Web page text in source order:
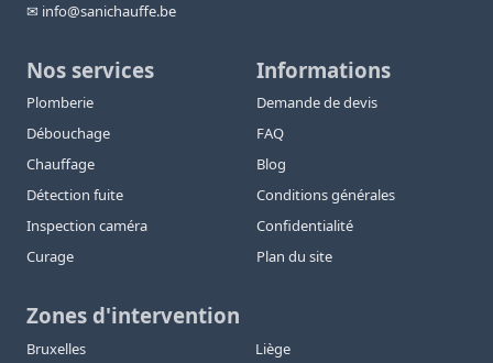
✉ info@sanichauffe.be
Nos services
Plomberie
Débouchage
Chauffage
Détection fuite
Inspection caméra
Curage
Informations
Demande de devis
FAQ
Blog
Conditions générales
Confidentialité
Plan du site
Zones d'intervention
Bruxelles
Liège